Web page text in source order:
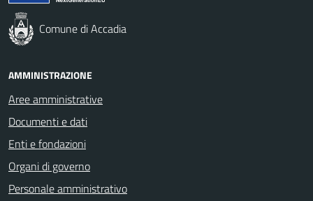
Comune di Accadia
AMMINISTRAZIONE
Aree amministrative
Documenti e dati
Enti e fondazioni
Organi di governo
Personale amministrativo